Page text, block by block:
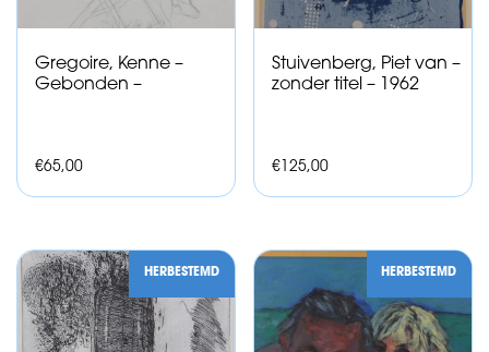
Gregoire, Kenne –
Gebonden –
€65,00
Stuivenberg, Piet van –
zonder titel – 1962
€ 125,00
HERBESTEMD HERBESTEMD